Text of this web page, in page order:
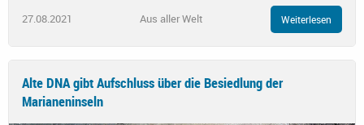
27.08.2021 Aus aller Welt Weiterlesen
Alte DNA gibt Aufschluss über die Besiedlung der
Marianeninseln